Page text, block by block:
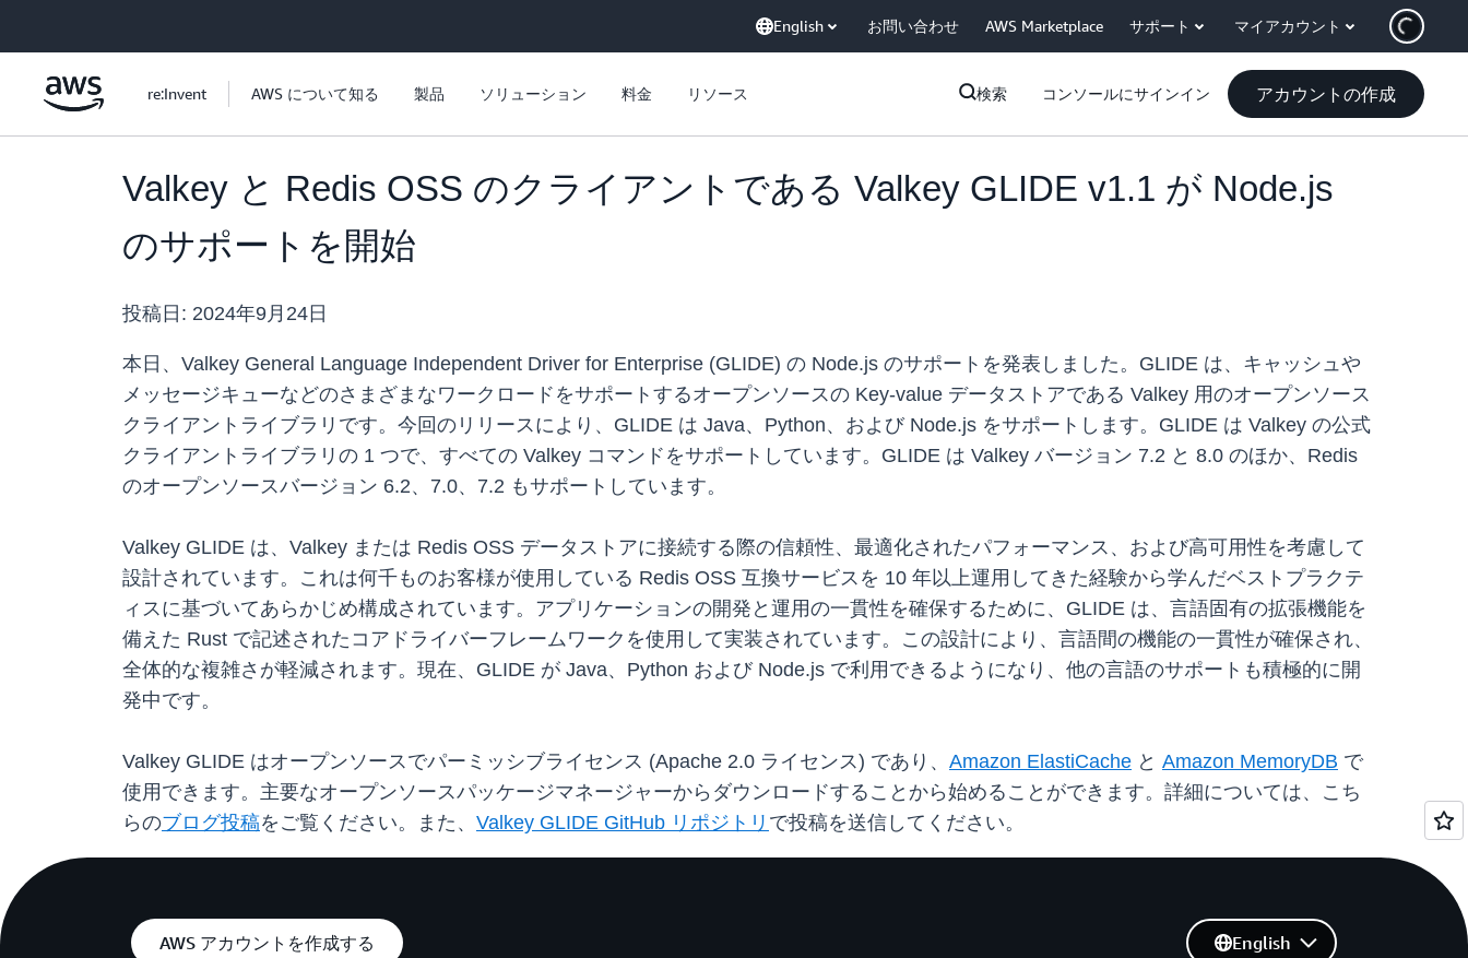
English お問い合わせ AWS Marketplace サポート マイアカウント
re:Invent AWS について知る 製品 ソリューション 料金 リソース 検索 コンソールにサインイン アカウントの作成
Valkey と Redis OSS のクライアントである Valkey GLIDE v1.1 が Node.js
のサポートを開始
投稿日: 2024年9月24日
本日、Valkey General Language Independent Driver for Enterprise (GLIDE) の Node.js のサポートを発表しました。GLIDE は、キャッシュや
メッセージキューなどのさまざまなワークロードをサポートするオープンソースの Key-value データストアである Valkey 用のオープンソース
クライアントライブラリです。今回のリリースにより、GLIDE は Java、Python、および Node.js をサポートします。GLIDE は Valkey の公式
クライアントライブラリの 1 つで、すべての Valkey コマンドをサポートしています。GLIDE は Valkey バージョン 7.2 と 8.0 のほか、Redis
のオープンソースバージョン 6.2、7.0、7.2 もサポートしています。
Valkey GLIDE は、Valkey または Redis OSS データストアに接続する際の信頼性、最適化されたパフォーマンス、および高可用性を考慮して
設計されています。これは何千ものお客様が使用している Redis OSS 互換サービスを 10 年以上運用してきた経験から学んだベストプラクテ
ィスに基づいてあらかじめ構成されています。アプリケーションの開発と運用の一貫性を確保するために、GLIDE は、言語固有の拡張機能を
備えた Rust で記述されたコアドライバーフレームワークを使用して実装されています。この設計により、言語間の機能の一貫性が確保され、
全体的な複雑さが軽減されます。現在、GLIDE が Java、Python および Node.js で利用できるようになり、他の言語のサポートも積極的に開
発中です。
Valkey GLIDE はオープンソースでパーミッシブライセンス (Apache 2.0 ライセンス) であり、 Amazon ElastiCache と Amazon MemoryDB で
使用できます。主要なオープンソースパッケージマネージャーからダウンロードすることから始めることができます。詳細については、こち
らのブログ投稿をご覧ください。また、 Valkey GLIDE GitHub リポジトリ で投稿を送信してください。
AWS アカウントを作成する English